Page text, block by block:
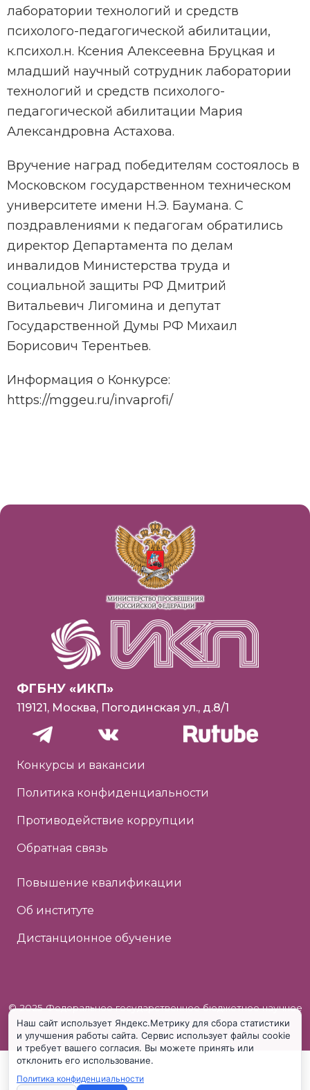
лаборатории технологий и средств
психолого-педагогической абилитации,
к.психол.н. Ксения Алексеевна Бруцкая и
младший научный сотрудник лаборатории
технологий и средств психолого-
педагогической абилитации Мария
Александровна Астахова.
Вручение наград победителям состоялось в
Московском государственном техническом
университете имени Н.Э. Баумана. С
поздравлениями к педагогам обратились
директор Департамента по делам
инвалидов Министерства труда и
социальной защиты РФ Дмитрий
Витальевич Лигомина и депутат
Государственной Думы РФ Михаил
Борисович Терентьев.
Информация о Конкурсе:
https://mggeu.ru/invaprofi/
ФГБНУ «ИКП»
119121, Москва, Погодинская ул., д.8/1
Конкурсы и вакансии
Политика конфиденциальности
Противодействие коррупции
Обратная связь
Повышение квалификации
Об институте
Дистанционное обучение
© 2025 Федеральное государственное бюджетное научное
учреждение «Институт коррекционной педагогики»
Наш сайт использует Яндекс.Метрику для сбора статистики
и улучшения работы сайта. Сервис использует файлы cookie
и требует вашего согласия. Вы можете принять или
отклонить его использование.
Политика конфиденциальности